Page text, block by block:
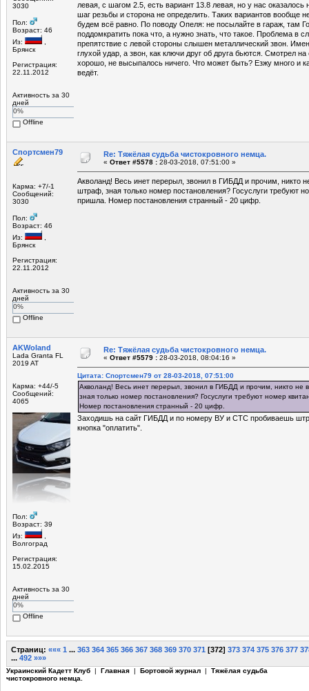
3030
Пол:
Возраст: 46
Из:
Брянск
Регистрация:
22.11.2012
Активность за 30
дней
0%
Offline
левая, с шагом 2.5, есть вариант 13.8 левая, но у нас оказалось
шаг резьбы и сторона не определить. Таких вариантов вообще
будем всё равно. По поводу Опеля: не посылайте в гараж, там
поддомкратить пока что, а нужно знать, что такое. Проблема в
препятствие с левой стороны слышен металлический звон.
глухой удар, а звон, как ключи друг об друга бьются. Смотрел на
хорошо, не высыпалось ничего. Что может быть? Езжу много и
ведёт.
Спортсмен79
Карма: +7/-1
Сообщений:
3030
Пол:
Возраст: 46
Из:
Брянск
Регистрация:
22.11.2012
Активность за 30
дней
0%
Offline
Re: Тяжёлая судьба чистокровного немца.
« Ответ #5578 : 28-03-2018, 07:51:00 »
Акволанд! Весь инет перерыл, звонил в ГИБДД и прочим, никто
штраф, зная только номер постановления? Госуслуги требуют
пришла. Номер постановления странный - 20 цифр.
AKWoland
Lada Granta FL
2019 AT
Карма: +44/-5
Сообщений:
4065
Пол:
Возраст: 39
Из:
Волгоград
Регистрация:
15.02.2015
Активность за 30
дней
0%
Offline
Re: Тяжёлая судьба чистокровного немца.
« Ответ #5579 : 28-03-2018, 08:04:16 »
Цитата: Спортсмен79 от 28-03-2018, 07:51:00
Акволанд! Весь инет перерыл, звонил в ГИБДД и прочим, никто не
зная только номер постановления? Госуслуги требуют номер
Номер постановления странный - 20 цифр.
Заходишь на сайт ГИБДД и по номеру ВУ и СТС пробиваешь
кнопка "оплатить".
Страниц: ««« 1 ... 363 364 365 366 367 368 369 370 371 [372] 373 374 375 376 377
... 492 »»»
Украинский Кадетт Клуб | Главная | Бортовой журнал | Тяжёлая судьба
чистокровного немца.